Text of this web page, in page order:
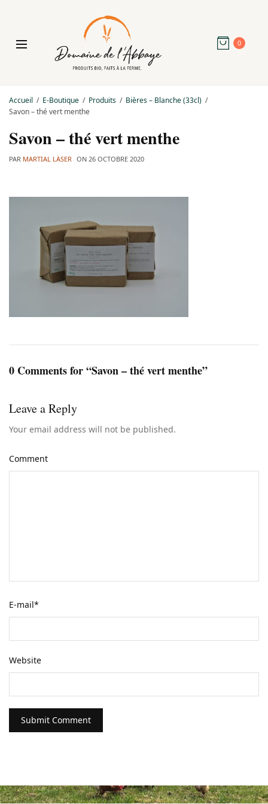
0
Accueil E-Boutique Produits
Bières – Blanche (33cl)
Savon – thé vert menthe
Savon – thé vert menthe
PAR MARTIAL LÄSER ON 26 OCTOBRE 2020
0 Comments for “Savon – thé vert menthe”
Leave a Reply
Your email address will not be published.
Comment
E-mail*
Website